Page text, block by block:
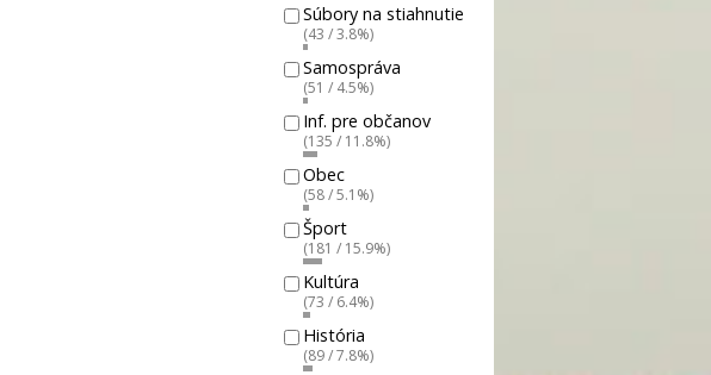
Súbory na stiahnutie
(43 / 3.8%)
Samospráva
(51 / 4.5%)
Inf. pre občanov
(135 / 11.8%)
Obec
(58 / 5.1%)
Šport
(181 / 15.9%)
Kultúra
(73 / 6.4%)
História
(89 / 7.8%)